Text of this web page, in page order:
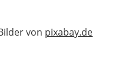
von pixabay.de